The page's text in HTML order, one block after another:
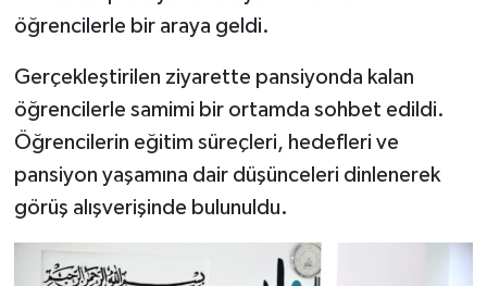
öğrencilerle bir araya geldi.
Gerçekleştirilen ziyarette pansiyonda kalan
öğrencilerle samimi bir ortamda sohbet edildi.
Öğrencilerin eğitim süreçleri, hedefleri ve
pansiyon yaşamına dair düşünceleri dinlenerek
görüş alışverişinde bulunuldu.